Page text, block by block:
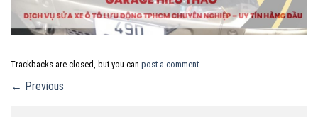
Trackbacks are closed, but you can post a comment
← Previous